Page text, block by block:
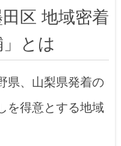
区 地域密着
とは
県、山梨県発着の
を得意とする地域